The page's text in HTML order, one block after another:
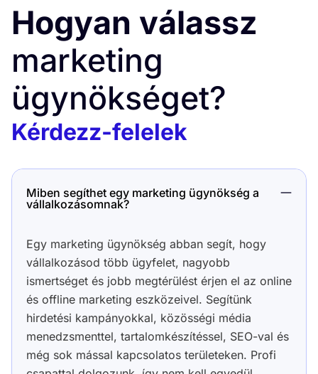
Hogyan válassz
marketing
ügynökséget?
Kérdezz-felelek
Miben segíthet egy marketing ügynökség a
vállalkozásomnak?
Egy marketing ügynökség abban segít, hogy
vállalkozásod több ügyfelet, nagyobb
ismertséget és jobb megtérülést érjen el az online
és offline marketing eszközeivel. Segítünk
hirdetési kampányokkal, közösségi média
menedzsmenttel, tartalomkészítéssel, SEO-val és
még sok mással kapcsolatos területeken. Profi